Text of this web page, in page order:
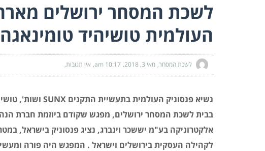
לשכת המסחר ירושלים
העולמית טושיהיד טומינאגה
לשכת המסחר מאי 3, 2018 10:17 am אין תגובות
בבית לשכת המסחר ירושלים, מפגש שקודם ביוזמת חברת
אלקטרוניקה בע"מ יששכר וינברג, נציג פנסוניק בישראל,
לקהילה העסקית בירושלים וישראל . המפגש היה פורה